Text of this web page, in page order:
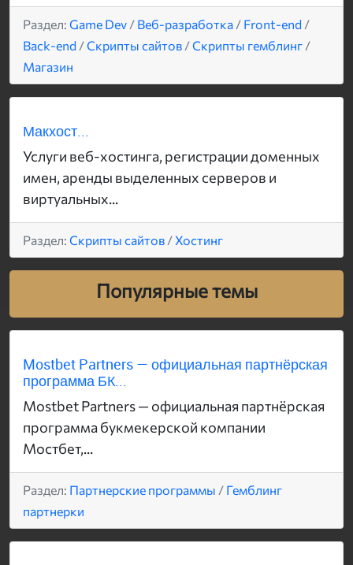
Раздел: Game Dev / Веб-разработка / Front-end /
Back-end /Скрипты сайтов /Скрипты гемблинг /
Магазин
Макхост...
Услуги веб-хостинга, регистрации доменных
имен, аренды выделенных серверов и
виртуальных...
Раздел: Скрипты сайтов /Хостинг
Популярные темы
Mostbet Partners — официальная партнёрская
программа БК...
Mostbet Partners — официальная партнёрская
программа букмекерской компании
Мостбет,...
Раздел: Партнерские программы / Гемблинг
партнерки